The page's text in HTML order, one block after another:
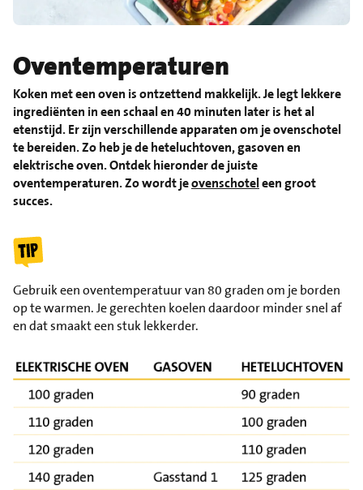
Oventemperaturen
Koken met een oven is ontzettend makkelijk. Je legt lekkere
ingrediënten in een schaal en 40 minuten later is het al
etenstijd. Er zijn verschillende apparaten om je ovenschotel
te bereiden. Zo heb je de heteluchtoven, gasoven en
elektrische oven. Ontdek hieronder de juiste
oventemperaturen. Zo wordt jeovenschoteleen groot
succes.
Gebruik een oventemperatuur van 80 graden om je borden
op te warmen. Je gerechten koelen daardoor minder snel af
en dat smaakt een stuk lekkerder.